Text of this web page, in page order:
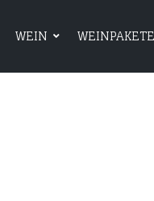
WEIN WEINPAKETE